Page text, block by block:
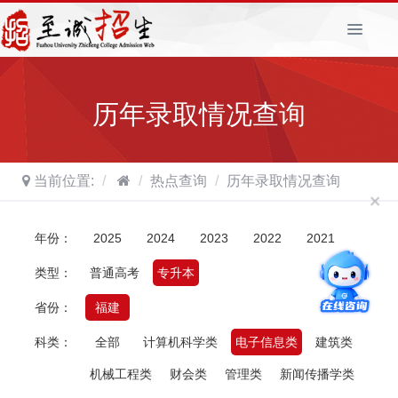
T
o
a
t
i
o
历年录取情况查询
当前位置: 热点查询 历年录取情况查询
年份： 2025 2024 2023 2022 2021
类型： 普通高考 专升本
省份： 福建
科类： 全部 计算机科学类 电子信息类 建筑类
机械工程类 财会类 管理类 新闻传播学类
×